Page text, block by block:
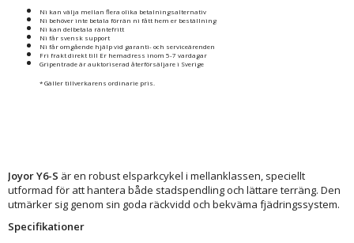
Ni kan välja mellan flera olika betalningsalternativ
Ni behöver inte betala förrän ni fått hem er beställning
Ni kan delbetala räntefritt
Ni får svensk support
Ni får omgående hjälp vid garanti- och serviceärenden
Fri frakt direkt till Er hemadress inom 5-7 vardagar
Gripentrade är auktoriserad återförsäljare i Sverige
* Gäller tillverkarens ordinarie pris.
Joyor Y6-S är en robust elsparkcykel i mellanklassen, speciellt
utformad för att hantera både stadspendling och lättare terräng. Den
utmärker sig genom sin goda räckvidd och bekväma fjädringssystem.
Specifikationer